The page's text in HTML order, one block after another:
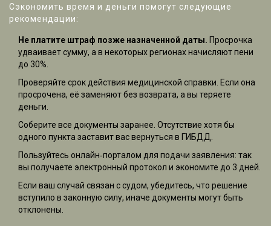
Сэкономить время и деньги помогут следующие
рекомендации:
Не платите штраф позже назначенной даты. Просрочка
удваивает сумму, а в некоторых регионах начисляют пени
до 30%.
Проверяйте срок действия медицинской справки. Если она
просрочена, её заменяют без возврата, а вы теряете
деньги.
Соберите все документы заранее. Отсутствие хотя бы
одного пункта заставит вас вернуться в ГИБДД.
Пользуйтесь онлайн‑порталом для подачи заявления: так
вы получаете электронный протокол и экономите до 3 дней.
Если ваш случай связан с судом, убедитесь, что решение
вступило в законную силу, иначе документы могут быть
отклонены.